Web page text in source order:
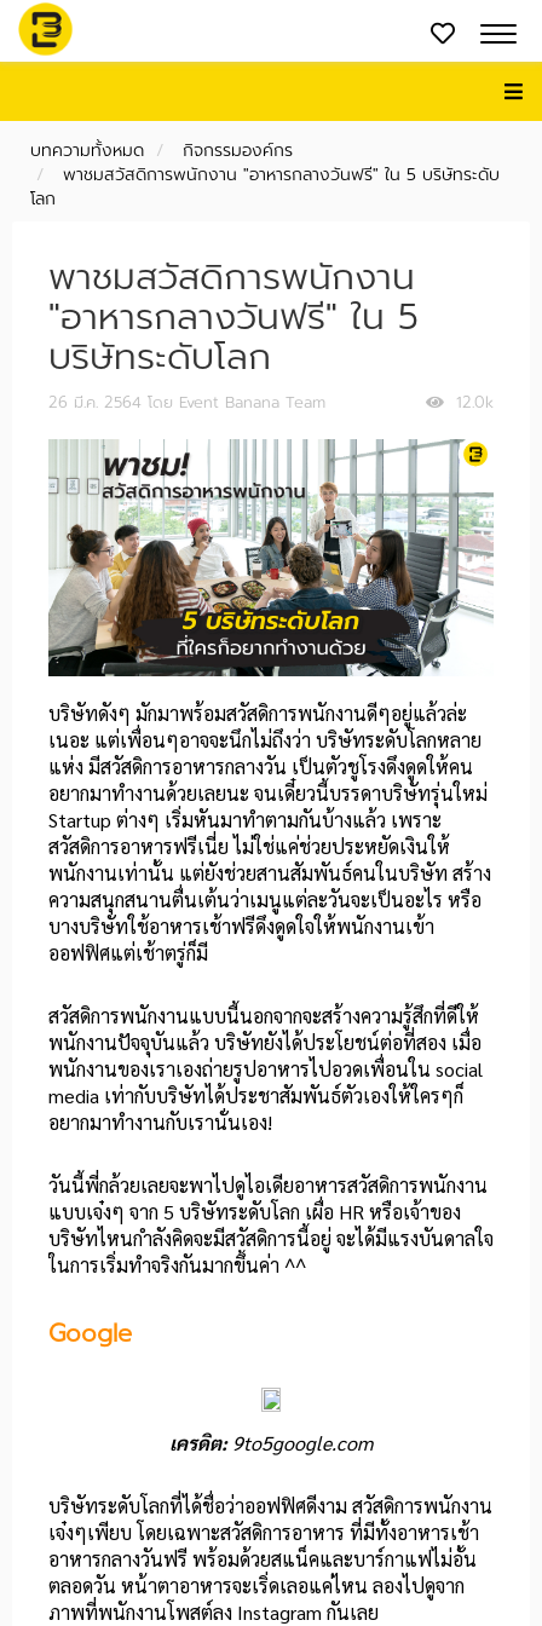
บทความทั้งหมด
กิจกรรมองค์กร
พาชมสวัสดิการพนักงาน "อาหารกลางวันฟรี" ใน 5 บริษัทระดับ
โลก
พาชมสวัสดิการพนักงาน
"อาหารกลางวันฟรี" ใน 5
บริษัทระดับโลก
12.0k
26 มี.ค. 2564 โดย Event Banana Team
บริษัทดังๆ มักมาพร้อมสวัสดิการพนักงานดีๆอยู่แล้วล่ะ
เนอะ แต่เพื่อนๆอาจจะนึกไม่ถึงว่า บริษัทระดับโลกหลาย
แห่ง มีสวัสดิการอาหารกลางวัน เป็นตัวชูโรงดึงดูดให้คน
อยากมาทำงานด้วยเลยนะ จนเดี๋ยวนี้บรรดาบริษัทรุ่นใหม่
Startup ต่างๆ เริ่มหันมาทำตามกันบ้างแล้ว เพราะ
สวัสดิการอาหารฟรีเนี่ย ไม่ใช่แค่ช่วยประหยัดเงินให้
พนักงานเท่านั้น แต่ยังช่วยสานสัมพันธ์คนในบริษัท สร้าง
ความสนุกสนานตื่นเต้นว่าเมนูแต่ละวันจะเป็นอะไร หรือ
บางบริษัทใช้อาหารเช้าฟรีดึงดูดใจให้พนักงานเข้า
ออฟฟิศแต่เช้าตรู่ก็มี
สวัสดิการพนักงานแบบนี้นอกจากจะสร้างความรู้สึกที่ดีให้
พนักงานปัจจุบันแล้ว บริษัทยังได้ประโยชน์ต่อที่สอง เมื่อ
พนักงานของเราเองถ่ายรูปอาหารไปอวดเพื่อนใน social
media เท่ากับบริษัทได้ประชาสัมพันธ์ตัวเองให้ใครๆก็
อยากมาทำงานกับเรานั่นเอง!
วันนี้พี่กล้วยเลยจะพาไปดูไอเดียอาหารสวัสดิการพนักงาน
แบบเจ๋งๆ จาก 5 บริษัทระดับโลก เผื่อ HR หรือเจ้าของ
บริษัทไหนกำลังคิดจะมีสวัสดิการนี้อยู่ จะได้มีแรงบันดาลใจ
ในการเริ่มทำจริงกันมากขึ้นค่า ^^
Google
เครดิต:9to5google.com
บริษัทระดับโลกที่ได้ชื่อว่าออฟฟิศดีงาม สวัสดิการพนักงาน
เจ๋งๆเพียบ โดยเฉพาะสวัสดิการอาหาร ที่มีทั้งอาหารเช้า
อาหารกลางวันฟรี พร้อมด้วยสแน็คและบาร์กาแฟไม่อั้น
ตลอดวัน หน้าตาอาหารจะเริ่ดเลอแค่ไหน ลองไปดูจาก
ภาพที่พนักงานโพสต์ลง Instagram กันเลย